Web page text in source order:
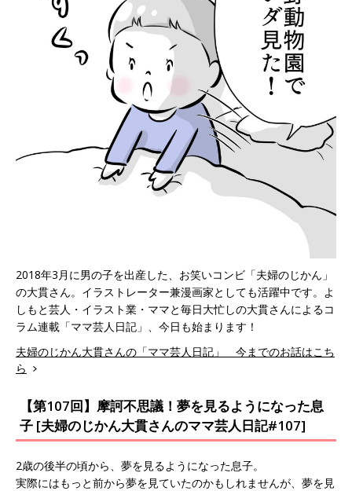
2018年3月に男の子を出産した、お笑いコンビ「夫婦のじかん」
の大貫さん。イラストレーター兼漫画家としても活躍中です。よ
しもと芸人・イラスト業・ママと毎日大忙しの大貫さんによるコ
ラム連載「ママ芸人日記」、今日も始まります！
夫婦のじかん大貫さんの「ママ芸人日記」 今までのお話はこち
ら
【第107回】摩訶不思議！夢を見るようになった息
子 [夫婦のじかん大貫さんのママ芸人日記#107]
2歳の後半の頃から、夢を見るようになった息子。
実際にはもっと前から夢を見ていたのかもしれませんが、夢を見